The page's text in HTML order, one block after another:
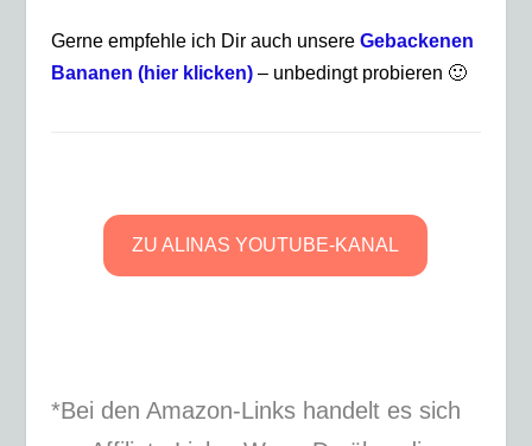
Gerne empfehle ich Dir auch unsere Gebackenen
Bananen (hier klicken)– unbedingt probieren 🙂
ZU ALINAS YOUTUBE-KANAL
*Bei den Amazon-Links handelt es sich